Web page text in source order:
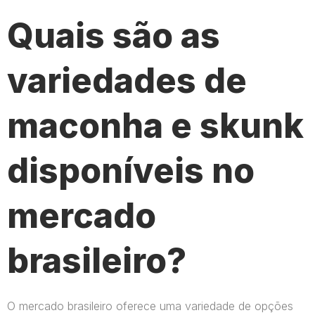
Quais são as
variedades de
maconha e skunk
disponíveis no
mercado
brasileiro?
O mercado brasileiro oferece uma variedade de opções